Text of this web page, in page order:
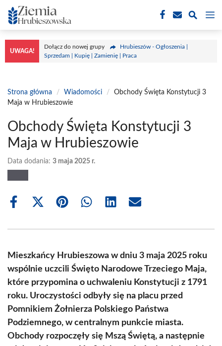
Przejdź
do
treści
UWAGA!
Dołącz do nowej grupy
Hrubieszów - Ogłoszenia |
Sprzedam | Kupię | Zamienię | Praca
Strona główna / Wiadomości /
Obchody Święta Konstytucji 3
Maja w Hrubieszowie
Obchody Święta Konstytucji 3
Maja w Hrubieszowie
Data dodania: 3 maja 2025 r.
Share
Share
(Twitter)
Share Share Share Share
Mieszkańcy Hrubieszowa w dniu 3 maja 2025 roku
wspólnie uczcili Święto Narodowe Trzeciego Maja,
które przypomina o uchwaleniu Konstytucji z 1791
roku. Uroczystości odbyły się na placu przed
Pomnikiem Żołnierza Polskiego Państwa
Podziemnego, w centralnym punkcie miasta.
Obchody rozpoczęły się Mszą Świętą, a następnie